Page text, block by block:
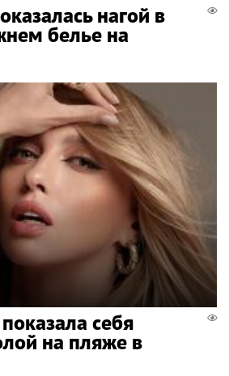
нагой в
белье на
себя
на пляже в